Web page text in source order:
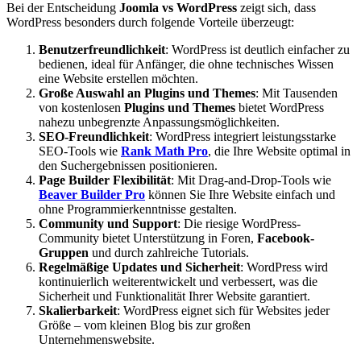
Bei der Entscheidung Joomla vs WordPress zeigt sich, dass
WordPress besonders durch folgende Vorteile überzeugt:
Benutzerfreundlichkeit: WordPress ist deutlich einfacher zu
bedienen, ideal für Anfänger, die ohne technisches Wissen
eine Website erstellen möchten.
Große Auswahl an Plugins und Themes: Mit Tausenden
von kostenlosen Plugins und Themes bietet WordPress
nahezu unbegrenzte Anpassungsmöglichkeiten.
SEO-Freundlichkeit: WordPress integriert leistungsstarke
SEO-Tools wie Rank Math Pro, die Ihre Website optimal in
den Suchergebnissen positionieren.
Page Builder Flexibilität: Mit Drag-and-Drop-Tools wie
Beaver Builder Pro können Sie Ihre Website einfach und
ohne Programmierkenntnisse gestalten.
Community und Support: Die riesige WordPress-
Community bietet Unterstützung in Foren, Facebook-
Gruppen und durch zahlreiche Tutorials.
Regelmäßige Updates und Sicherheit: WordPress wird
kontinuierlich weiterentwickelt und verbessert, was die
Sicherheit und Funktionalität Ihrer Website garantiert.
Skalierbarkeit: WordPress eignet sich für Websites jeder
Größe – vom kleinen Blog bis zur großen
Unternehmenswebsite.